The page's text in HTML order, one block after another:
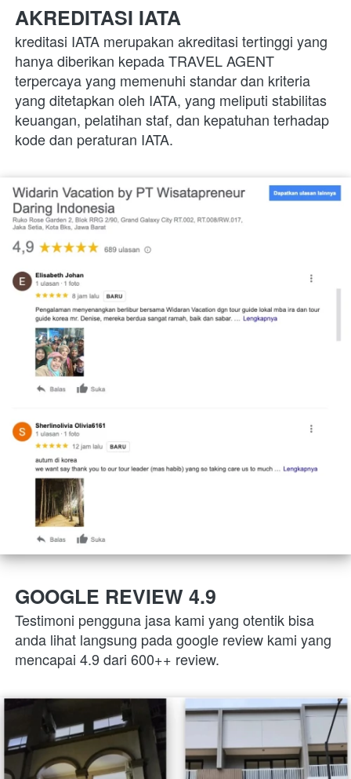
AKREDITASI IATA
kreditasi IATA merupakan akreditasi tertinggi yang
hanya diberikan kepada TRAVEL AGENT
terpercaya yang memenuhi standar dan kriteria
yang ditetapkan oleh IATA, yang meliputi stabilitas
keuangan, pelatihan staf, dan kepatuhan terhadap
kode dan peraturan IATA.
GOOGLE REVIEW 4.9
Testimoni pengguna jasa kami yang otentik bisa
anda lihat langsung pada google review kami yang
mencapai 4.9 dari 600++ review.